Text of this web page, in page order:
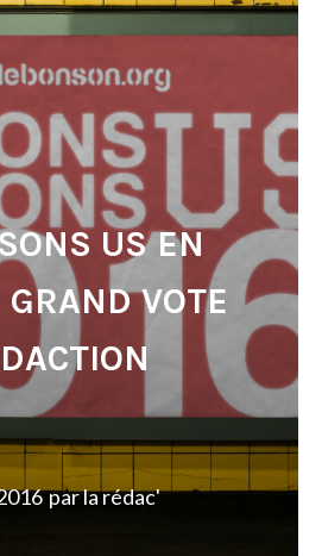
US EN
VOTE
parla rédac'